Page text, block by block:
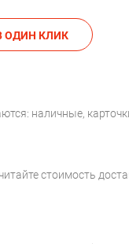
В ОДИН КЛИК
наличные,
стоимость